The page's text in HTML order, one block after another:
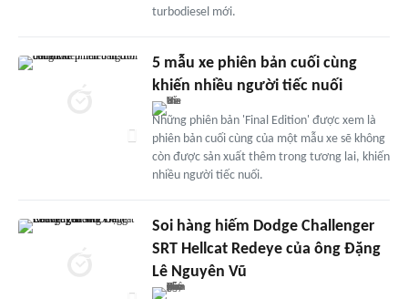
turbodiesel mới.
5 mẫu xe phiên bản cuối cùng
khiến nhiều người tiếc nuối
Những phiên bản 'Final Edition' được xem là
phiên bản cuối cùng của một mẫu xe sẽ không
còn được sản xuất thêm trong tương lai, khiến
nhiều người tiếc nuối.
Soi hàng hiếm Dodge Challenger
SRT Hellcat Redeye của ông Đặng
Lê Nguyên Vũ